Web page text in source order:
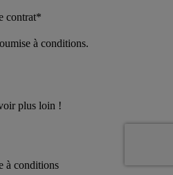
contrat*
à conditions.
plus loin !
à conditions